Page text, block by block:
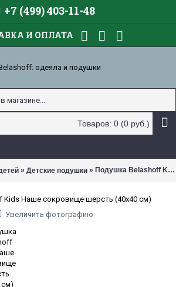
+7 (499) 403-11-48
И ОПЛАТА
Товаров: 0 (0 руб.)
» Детские подушки » Подушка Belashoff Kids шерсть (размер 40х40 см)
Увеличить фотографию